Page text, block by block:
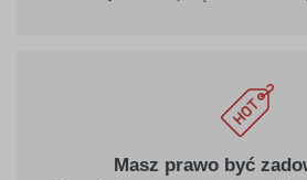
Masz prawo być